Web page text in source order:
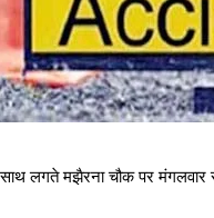
लगते मझैरना चौक पर मंगलवार